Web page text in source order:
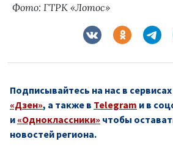
Фото: ГТРК «Лотос»
Подписывайтесь на нас в сервисах
«Дзен», а также в Telegram и в
и «Одноклассники» чтобы
новостей региона.